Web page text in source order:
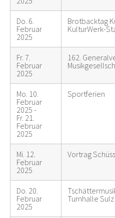
Do. 6.
Februar
2025
Brotbacktag
KulturWerk-
Fr. 7.
Februar
2025
162.
Mo. 10.
Februar
2025 -
Fr. 21.
Februar
2025
Sportferien
Mi. 12.
Februar
2025
Vortrag
Do. 20.
Februar
2025
Turnhalle Sulz